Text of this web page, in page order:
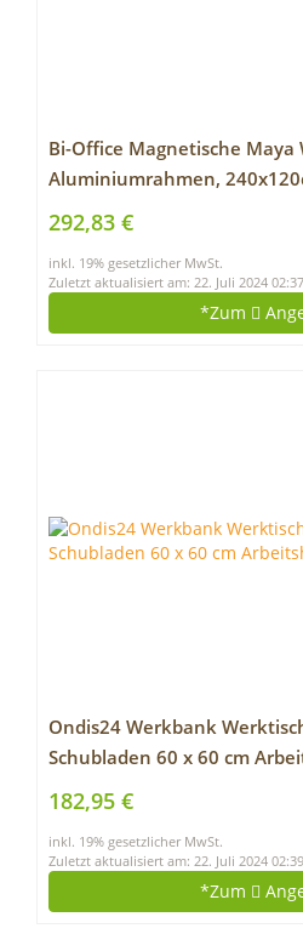
Bi-Office Magnetische Maya
Aluminiumrahmen,
292,83 €
inkl. 19% gesetzlicher MwSt.
Zuletzt aktualisiert am: 22. Juli 2024 02:37
*Zum
Ondis24 Werkbank
Schubladen 60 x 60 cm
182,95 €
inkl. 19% gesetzlicher MwSt.
Zuletzt aktualisiert am: 22. Juli 2024 02:39
*Zum